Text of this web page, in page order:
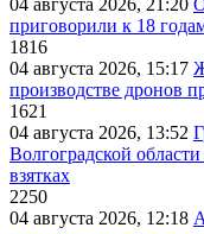
04 августа 2026, 21:20
приговорили к 18
1816
04 августа 2026, 15:17
производстве дронов
1621
04 августа 2026, 13:52
Волгоградской
взятках
2250
04 августа 2026, 12:18